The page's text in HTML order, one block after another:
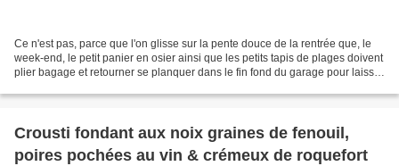
Ce n'est pas, parce que l'on glisse sur la pente douce de la rentrée que, le
week-end, le petit panier en osier ainsi que les petits tapis de plages doivent
plier bagage et retourner se planquer dans le fin fond du garage pour laisser
Crousti fondant aux noix graines de fenouil,
poires pochées au vin & crémeux de roquefort